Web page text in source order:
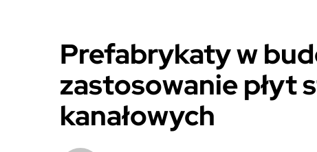
Prefabrykaty w
zastosowanie płyt
kanałowych